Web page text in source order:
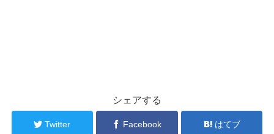
シェアする
Twitter Facebook はてブ